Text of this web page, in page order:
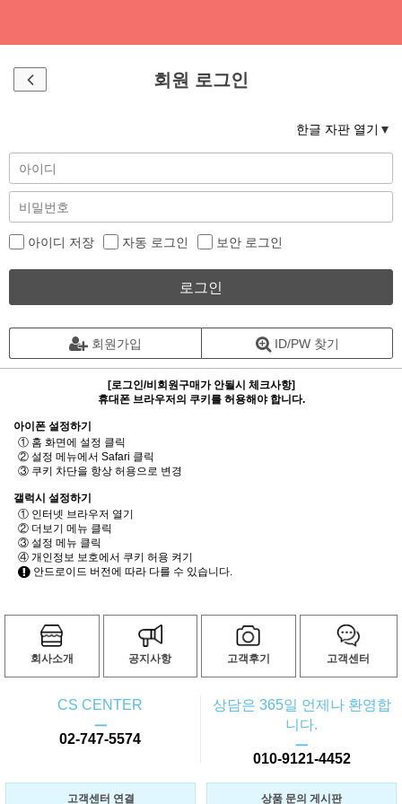
회원 로그인
한글 자판 열기
아이디 저장 자동 로그인 보안 로그인
로그인
회원가입 ID/PW 찾기
[로그인/비회원구매가 안될시 체크사항]
휴대폰 브라우저의 쿠키를 허용해야 합니다.
아이폰 설정하기
① 홈 화면에 설정 클릭
② 설정 메뉴에서 Safari 클릭
③ 쿠키 차단을 항상 허용으로 변경
갤럭시 설정하기
① 인터넷 브라우저 열기
② 더보기 메뉴 클릭
③ 설정 메뉴 클릭
④ 개인정보 보호에서 쿠키 허용 켜기
안드로이드 버전에 따라 다를 수 있습니다.
회사소개 공지사항 고객후기 고객센터
CS CENTER
ㅡ
02-747-5574
상담은 365일 언제나 환영합
니다.
ㅡ
010-9121-4452
고객센터 연결 상품 문의 게시판